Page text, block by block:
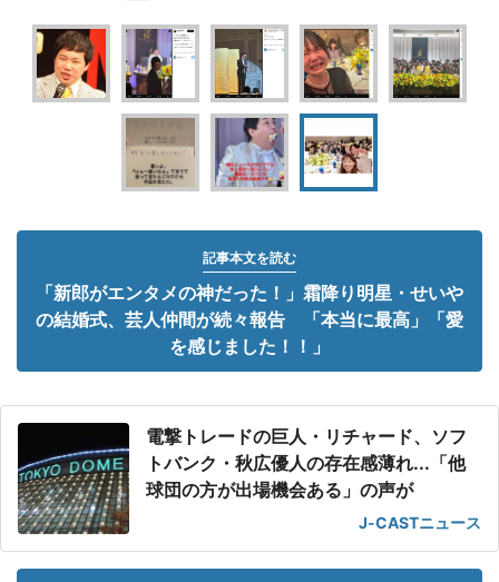
記事本文を読む
「新郎がエンタメの神だった！」霜降り明星・せいや
の結婚式、芸人仲間が続々報告 「本当に最高」「愛
を感じました！！」
電撃トレードの巨人・リチャード、ソフ
トバンク・秋広優人の存在感薄れ...「他
球団の方が出場機会ある」の声が
J-CASTニュース